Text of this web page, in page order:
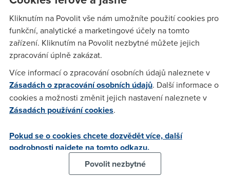
Dnes si popovídáme o nejstarším městě na světě, záhadných
objevech a o tom, jak by se asi lidem žilo bez aut.
k posledním třem odstavcum , jen tohle : pravda je tak
vzácná že se musí chránit lží !
A to, milý anonyme, znamená co? Poněkud tajemné, nechtěl
Kliknutím na Povolit vše nám umožníte použití cookies pro
funkční, analytické a marketingové účely na tomto
zařízení. Kliknutím na Povolit nezbytné můžete jejich
zpracování úplně zakázat.
Více informací o zpracování osobních údajů naleznete v
Zásadách o zpracování osobních údajů. Další informace o
cookies a možnosti změnit jejich nastavení naleznete v
Zásadách používání cookies.
Pokud se o cookies chcete dozvědět více, další
podrobnosti najdete na tomto odkazu.
Povolit nezbytné